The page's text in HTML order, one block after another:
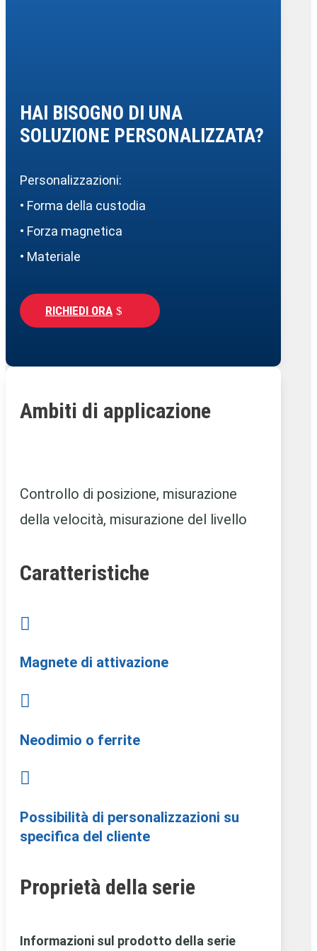
HAI BISOGNO DI UNA
SOLUZIONE PERSONALIZZATA?
Personalizzazioni:
• Forma della custodia
• Forza magnetica
• Materiale
RICHIEDI ORA
Ambiti di applicazione
Controllo di posizione, misurazione
della velocità, misurazione del livello
Caratteristiche

Magnete di attivazione

Neodimio o ferrite

Possibilità di personalizzazioni su
specifica del cliente
Proprietà della serie
Informazioni sul prodotto della serie